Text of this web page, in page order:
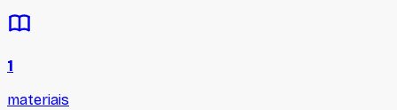
1
materiais